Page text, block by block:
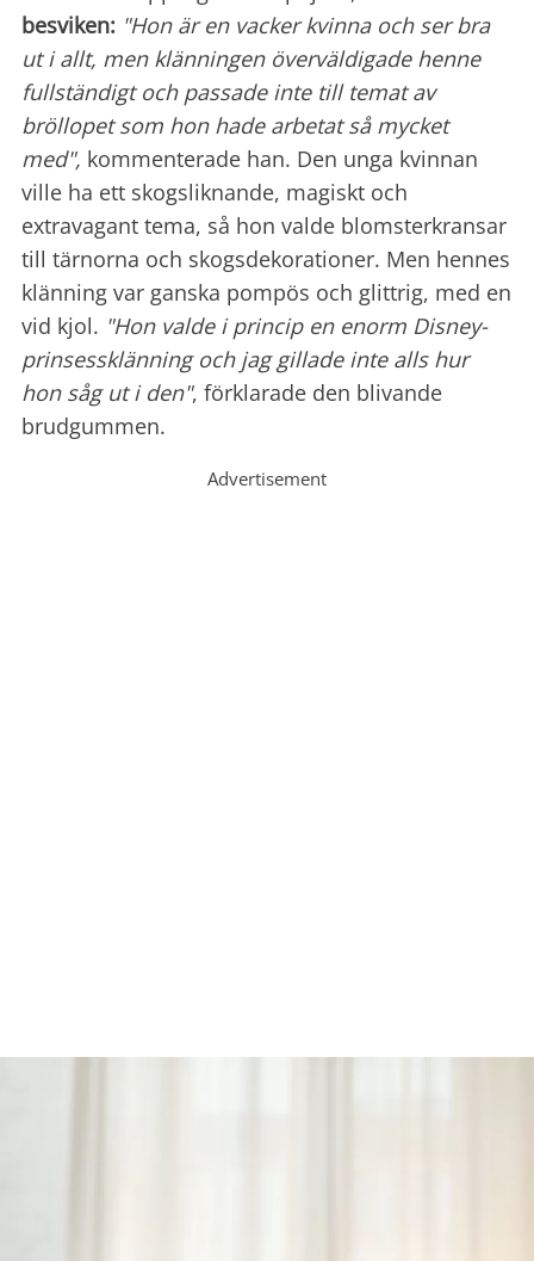
besviken: "Hon är en vacker kvinna och ser bra
ut i allt, men klänningen överväldigade henne
fullständigt och passade inte till temat av
bröllopet som hon hade arbetat så mycket
med", kommenterade han. Den unga kvinnan
ville ha ett skogsliknande, magiskt och
extravagant tema, så hon valde blomsterkransar
till tärnorna och skogsdekorationer. Men hennes
klänning var ganska pompös och glittrig, med en
vid kjol. "Hon valde i princip en enorm Disney-
prinsessklänning och jag gillade inte alls hur
hon såg ut i den", förklarade den blivande
brudgummen.
Advertisement